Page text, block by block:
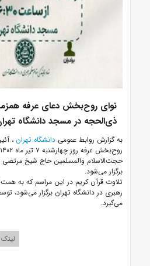
نوای روح‌بخش دعای عرفه
ذی‌الحجه در مسجد دانشگاه
به گزارش روابط عمومی دانشگاه تهران ،
حجت‌الاسلام والمسلمین حاج شیخ مرتضی
برگزار می‌شود.
تلاوت قرآن کریم در این مراسم که به همت
رهبری در دانشگاه تهران برگزار می‌شود،
می‌گیرد.